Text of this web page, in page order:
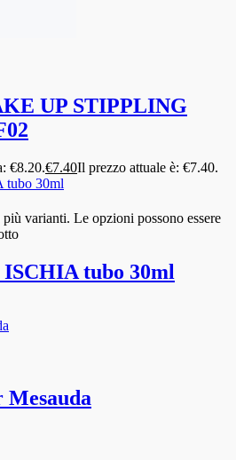
UP STIPPLING
€8.20.€7.40Il prezzo attuale è: €7.40.
varianti. Le opzioni possono essere
tubo 30ml
Mesauda